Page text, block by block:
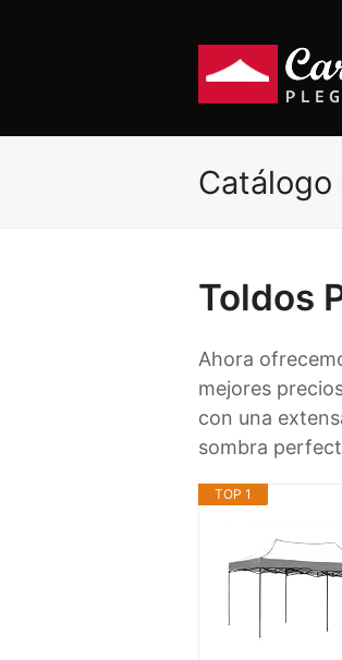
Toldos
Ahora
mejores
con una
sombra
TOP 1